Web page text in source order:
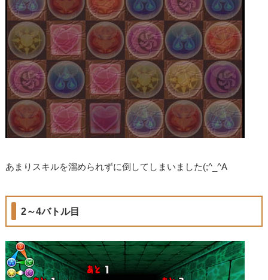
あまりスキルを溜められずに倒してしまいました(;^_^A
2～4バトル目